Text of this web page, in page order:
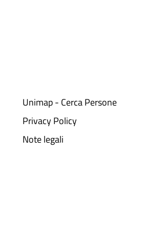
Unimap - Cerca Persone
Privacy Policy
Note legali